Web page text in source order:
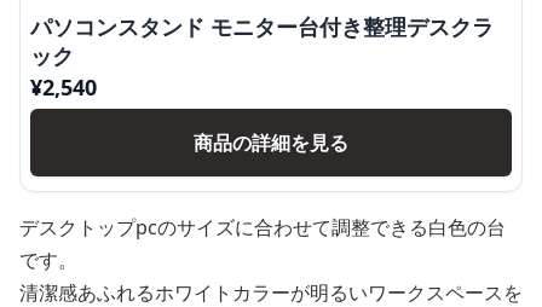
パソコンスタンド モニター台付き整理デスクラ
ック
¥2,540
商品の詳細を見る
デスクトップpcのサイズに合わせて調整できる白色の台
です。
清潔感あふれるホワイトカラーが明るいワークスペースを